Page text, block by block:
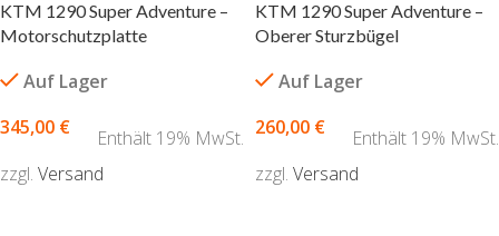
KTM 1290 Super Adventure –
Motorschutzplatte
Auf Lager
345,00 €
Enthält 19% MwSt.
zzgl. Versand
KTM 1290 Super Adventure –
Oberer Sturzbügel
Auf Lager
260,00 €
Enthält 19% MwSt.
zzgl. Versand